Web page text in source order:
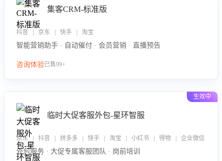
集客CRM-标准版
抖音 | 京东 | 快手 | 淘宝
智能营销助手 · 自动催付 · 会员营销 · 直播预告
咨询体验已售99+
生效中
临时大促客服外包-星环智服
京东 | 抖音 | 拼多多 | 快手 | 淘宝 | 小红书 | 得物 | 企业微信
外包服务 · 大促专属客服团队 · 岗前培训